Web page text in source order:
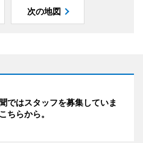
次の地図
ではスタッフを募集していま
ちらから。